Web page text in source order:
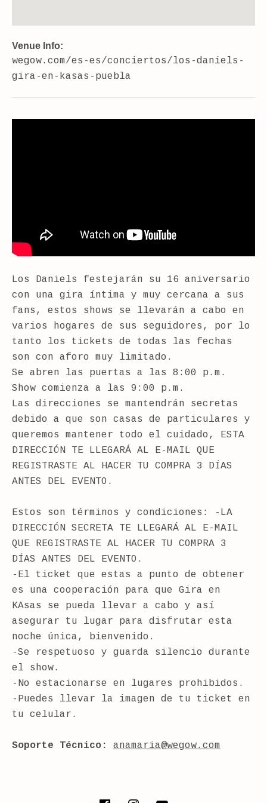
Venue Info
Address
PUEBLA
Locación secreta.
Website:
wegow.com/es-es/conciertos/los-daniels-
gira-en-kasas-puebla
Los Daniels festejarán su 16 aniversario
con una gira íntima y muy cercana a sus
fans, estos shows se llevarán a cabo en
varios hogares de sus seguidores, por lo
tanto los tickets de todas las fechas
son con aforo muy limitado.
Se abren las puertas a las 8:00 p.m.
Show comienza a las 9:00 p.m.
Las direcciones se mantendrán secretas
debido a que son casas de particulares y
queremos mantener todo el cuidado, ESTA
DIRECCIÓN TE LLEGARÁ AL E-MAIL QUE
REGISTRASTE AL HACER TU COMPRA 3 DÍAS
ANTES DEL EVENTO.
Estos son términos y condiciones: -LA
DIRECCIÓN SECRETA TE LLEGARÁ AL E-MAIL
QUE REGISTRASTE AL HACER TU COMPRA 3
DÍAS ANTES DEL EVENTO.
-El ticket que estas a punto de obtener
es una cooperación para que Gira en
KAsas se pueda llevar a cabo y así
asegurar tu lugar para disfrutar esta
noche única, bienvenido.
-Se respetuoso y guarda silencio durante
el show.
-No estacionarse en lugares prohibidos.
-Puedes llevar la imagen de tu ticket en
tu celular.
Soporte Técnico: anamaria@wegow.com